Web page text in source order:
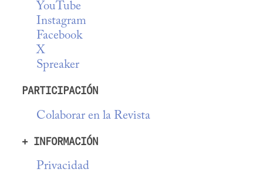
YouTube
Instagram
Facebook
X
Spreaker
PARTICIPACIÓN
Colaborar en la Revista
+ INFORMACIÓN
Privacidad